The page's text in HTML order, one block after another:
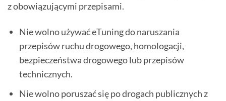
z obowiązującymi przepisami.
Nie wolno używać eTuning do naruszania
przepisów ruchu drogowego, homologacji,
bezpieczeństwa drogowego lub przepisów
technicznych.
Nie wolno poruszać się po drogach publicznych z